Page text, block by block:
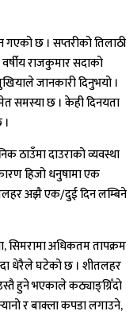
छ । सप्तरीको तिलाठी
राजकुमार सदाको
जानकारी दिनुभयो ।
समस्या छ । केही दिनयता
ठाउँमा दाउराको व्यवस्था
हिजो धनुषामा एक
अझै एक/दुई दिन लम्बिने
सिमरामा अधिकतम तापक्रम
धेरैले घटेको छ । शीतलहर
हुने भएकाले कठ्याङ्ग्रिँदाे
र बाक्ला कपडा लगाउने,